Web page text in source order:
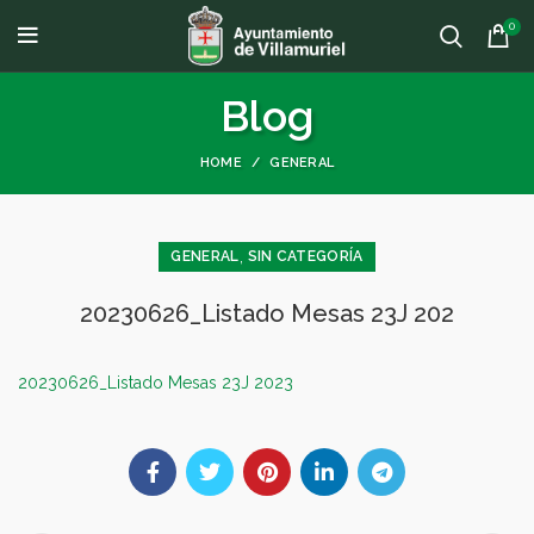
0
Blog
HOME GENERAL
GENERAL SIN CATEGORÍA
20230626_Listado Mesas 23J 202
20230626_Listado Mesas 23J 2023